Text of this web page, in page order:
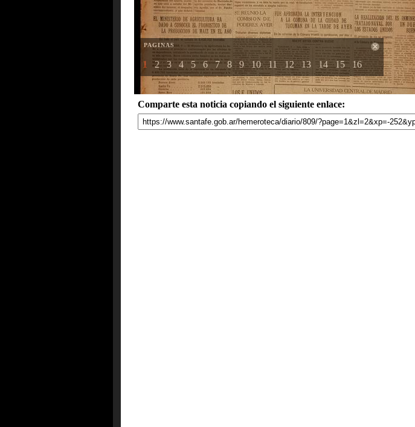
PAGINAS
1 2 3 4 5 6 7 8 9 10 11 12 13 14 15 16
Comparte esta noticia copiando el siguiente enlace: